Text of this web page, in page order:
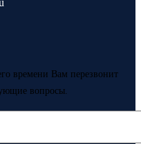
времени Вам перезвонит
вопросы.